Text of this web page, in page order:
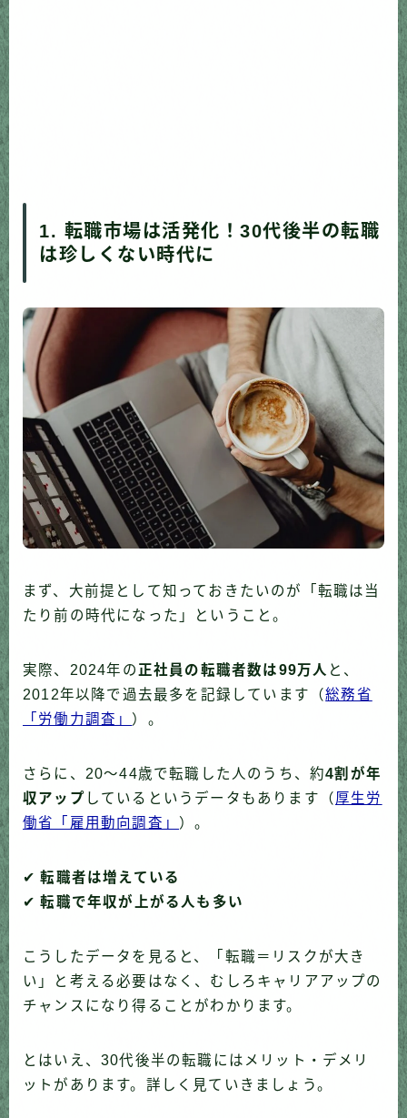
1. 転職市場は活発化！30代後半の転職
は珍しくない時代に
まず、大前提として知っておきたいのが「転職は当
たり前の時代になった」ということ。
実際、2024年の正社員の転職者数は99万人 と、
2012年以降で過去最多を記録しています（総務省
「労働力調査」 ）。
さらに、20〜44歳で転職した人のうち、約4割が年
収アップ しているというデータもあります（ 厚生労
働省「雇用動向調査」 ）。
✔転職者は増えている
✔転職で年収が上がる人も多い
こうしたデータを見ると、「転職＝リスクが大き
い」と考える必要はなく、むしろキャリアアップの
チャンスになり得ることがわかります。
とはいえ、30代後半の転職にはメリット・デメリ
ットがあります。詳しく見ていきましょう。